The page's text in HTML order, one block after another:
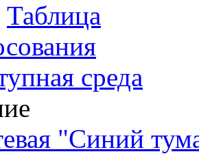
Таблица
среда
"Синий